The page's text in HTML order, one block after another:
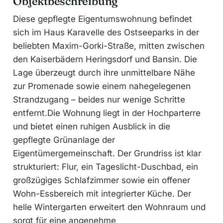
Diese gepflegte Eigentumswohnung befindet
sich im Haus Karavelle des Ostseeparks in der
beliebten Maxim-Gorki-Straße, mitten zwischen
den Kaiserbädern Heringsdorf und Bansin. Die
Lage überzeugt durch ihre unmittelbare Nähe
zur Promenade sowie einem nahegelegenen
Strandzugang – beides nur wenige Schritte
entfernt.Die Wohnung liegt in der Hochparterre
und bietet einen ruhigen Ausblick in die
gepflegte Grünanlage der
Eigentümergemeinschaft. Der Grundriss ist klar
strukturiert: Flur, ein Tageslicht-Duschbad, ein
großzügiges Schlafzimmer sowie ein offener
Wohn-Essbereich mit integrierter Küche. Der
helle Wintergarten erweitert den Wohnraum und
sorgt für eine angenehme